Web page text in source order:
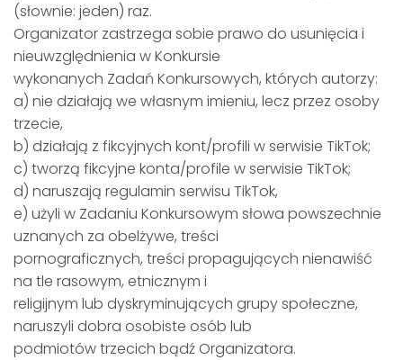
(słownie: jeden) raz.
Organizator zastrzega sobie prawo do usunięcia i
nieuwzględnienia w Konkursie
wykonanych Zadań Konkursowych, których autorzy:
a) nie działają we własnym imieniu, lecz przez osoby
trzecie,
b) działają z fikcyjnych kont/profili w serwisie TikTok;
c) tworzą fikcyjne konta/profile w serwisie TikTok;
d) naruszają regulamin serwisu TikTok,
e) użyli w Zadaniu Konkursowym słowa powszechnie
uznanych za obelżywe, treści
pornograficznych, treści propagujących nienawiść
na tle rasowym, etnicznym i
religijnym lub dyskryminujących grupy społeczne,
naruszyli dobra osobiste osób lub
podmiotów trzecich bądź Organizatora.